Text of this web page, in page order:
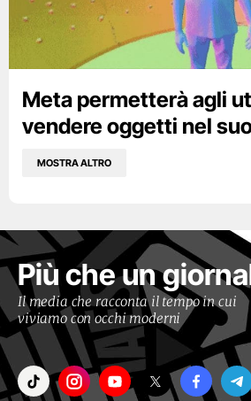
Meta permetterà agli
vendere oggetti nel
MOSTRA ALTRO
Più che un
Il media che racconta il tempo in cui
viviamo con occhi moderni